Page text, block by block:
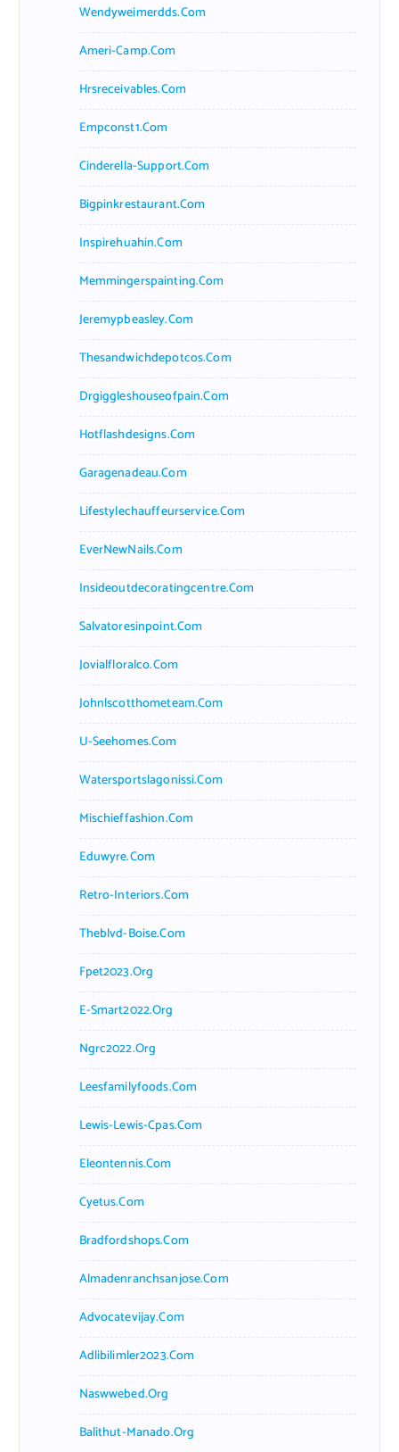
Wendyweimerdds.com
Ameri-Camp.com
Hrsreceivables.com
Empconst1.com
Cinderella-Support.com
Bigpinkrestaurant.com
Inspirehuahin.com
Memmingerspainting.com
Jeremypbeasley.com
Thesandwichdepotcos.com
Drgiggleshouseofpain.com
Hotflashdesigns.com
Garagenadeau.com
Lifestylechauffeurservice.com
EverNewNails.com
Insideoutdecoratingcentre.com
Salvatoresinpoint.com
Jovialfloralco.com
Johnlscotthometeam.com
U-Seehomes.com
Watersportslagonissi.com
Mischieffashion.com
Eduwyre.com
Retro-Interiors.com
Theblvd-Boise.com
Fpet2023.org
E-Smart2022.org
Ngrc2022.org
Leesfamilyfoods.com
Lewis-Lewis-Cpas.com
Eleontennis.com
Cyetus.com
Bradfordshops.com
Almadenranchsanjose.com
Advocatevijay.com
Adlibilimler2023.com
Naswwebed.org
Balithut-Manado.org